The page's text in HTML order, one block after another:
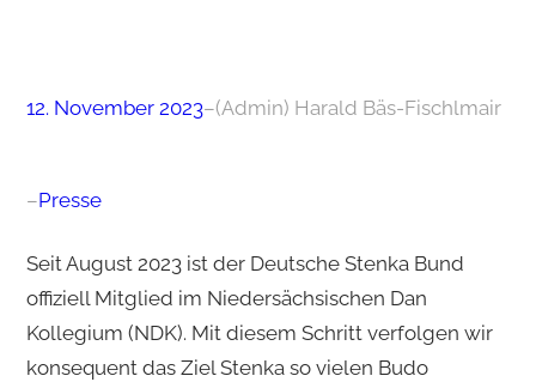
12. November 2023–(Admin) Harald Bäs-Fischlmair
–Presse
Seit August 2023 ist der Deutsche Stenka Bund
offiziell Mitglied im Niedersächsischen Dan
Kollegium (NDK). Mit diesem Schritt verfolgen wir
konsequent das Ziel Stenka so vielen Budo